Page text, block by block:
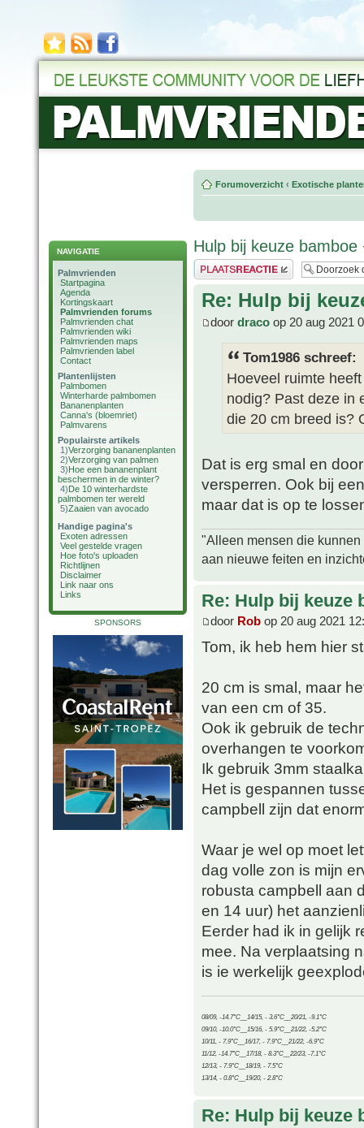
NAVIGATIE
Palmvrienden
Startpagina
Agenda
Kortingskaart
Palmvrienden forums
Palmvrienden chat
Palmvrienden wiki
Palmvrienden maps
Palmvrienden label
Contact
Plantenlijsten
Palmbomen
Winterharde palmbomen
Bananenplanten
Canna's (bloemriet)
Palmvarens
Populairste artikels
1)Verzorging bananenplanten
2)Verzorging van palmen
3)Hoe een bananenplant
beschermen in de winter?
4)De 10 winterhardste
palmbomen ter wereld
5)Zaaien van avocado
Handige pagina's
Exoten adressen
Veel gestelde vragen
Hoe foto's uploaden
Richtlijnen
Disclaimer
Link naar ons
Links
SPONSORS
Forumoverzicht ‹ Exotische
Hulp bij keuze bamboe
Plaats een reactie
Re: Hulp bij
door draco op 20 aug 2021
Tom1986 schreef:
Hoeveel ruimte
nodig? Past deze in
die 20 cm breed is?
Dat is erg smal en
versperren. Ook bij
maar dat is op te
"Alleen mensen die
aan nieuwe feiten en
Re: Hulp bij keuze
door Rob op 20 aug 2021
Tom, ik heb hem hier
20 cm is smal, maar
van een cm of 35.
Ook ik gebruik de
overhangen te
Ik gebruik 3mm
Het is gespannen
campbell zijn dat
Waar je wel op moet
dag volle zon is mijn
robusta campbell aan
en 14 uur) het
Eerder had ik in gelijk
mee. Na verplaatsing
is ie werkelijk
08/09, -14.7°C__14/15, - 3.6°C__20/21, -9.1°C
09/10, -10.0°C__15/16, - 5.9°C__21/22, -5.2°C
10/11, - 7.9°C__16/17, - 7.9°C__21/22, -6.9°C
11/12, -14.7°C__17/18, - 8.3°C__22/23, -7.1°C
12/13, - 7.9°C__18/19, - 7.5°C
13/14, - 0.8°C__19/20, - 2.8°C
Re: Hulp bij keuze